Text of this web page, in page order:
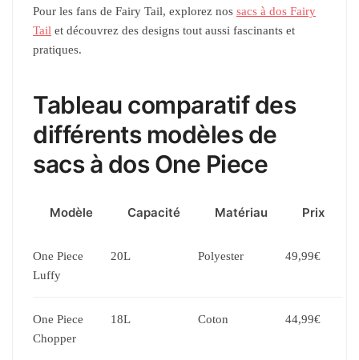
Pour les fans de Fairy Tail, explorez nos sacs à dos Fairy
Tail et découvrez des designs tout aussi fascinants et
pratiques.
Tableau comparatif des
différents modèles de
sacs à dos One Piece
Modèle Capacité Matériau Prix
One Piece
Luffy
20L Polyester 49,99€
One Piece
Chopper
18L Coton 44,99€